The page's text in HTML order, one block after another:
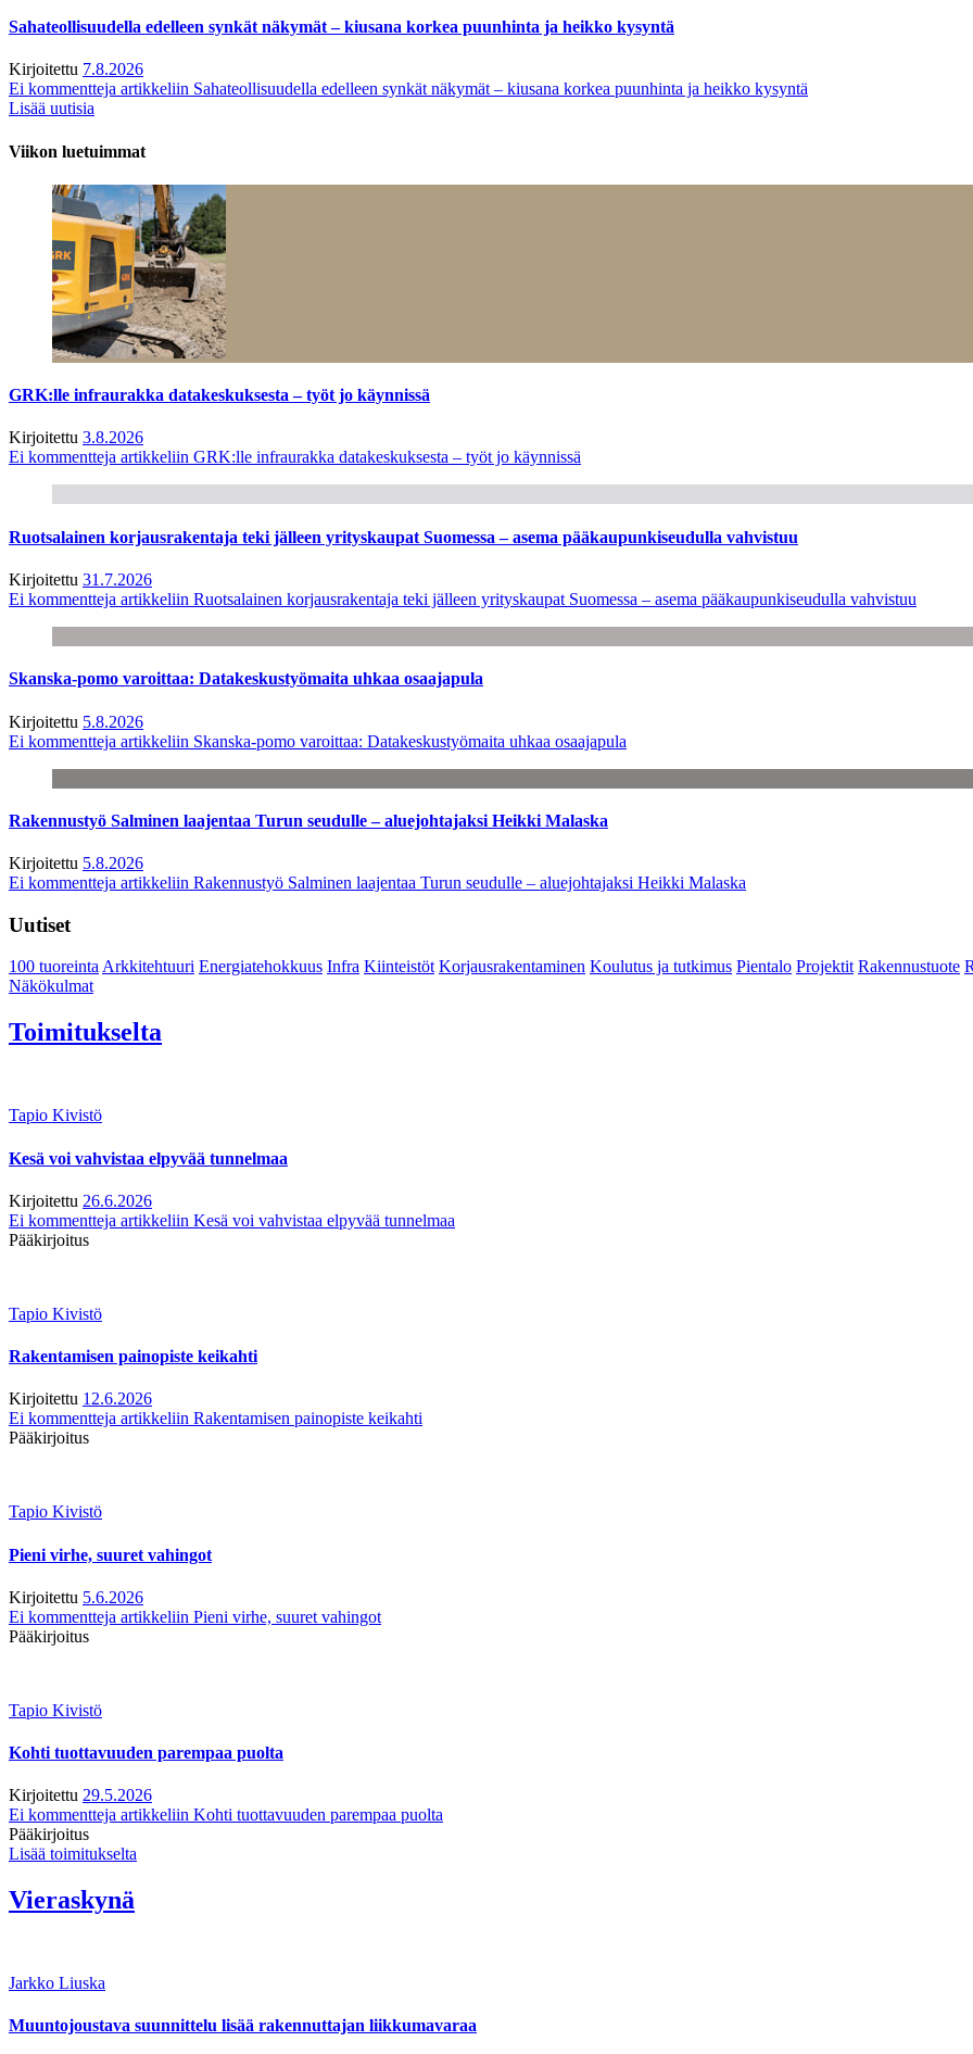
Sahateollisuudella edelleen synkät näkymät – kiusana korkea puunhinta ja heikko kysyntä
Kirjoitettu 7.8.2026
Ei kommentteja artikkeliin Sahateollisuudella edelleen synkät näkymät – kiusana korkea puunhinta ja heikko kysyntä
Lisää uutisia
Viikon luetuimmat
GRK:lle infraurakka datakeskuksesta – työt jo käynnissä
Kirjoitettu 3.8.2026
Ei kommentteja artikkeliin GRK:lle infraurakka datakeskuksesta – työt jo käynnissä
Ruotsalainen korjausrakentaja teki jälleen yrityskaupat Suomessa – asema pääkaupunkiseudulla vahvistuu
Kirjoitettu 31.7.2026
Ei kommentteja artikkeliin Ruotsalainen korjausrakentaja teki jälleen yrityskaupat Suomessa – asema pääkaupunkiseudulla vahvistuu
Skanska-pomo varoittaa: Datakeskustyömaita uhkaa osaajapula
Kirjoitettu 5.8.2026
Ei kommentteja artikkeliin Skanska-pomo varoittaa: Datakeskustyömaita uhkaa osaajapula
Rakennustyö Salminen laajentaa Turun seudulle – aluejohtajaksi Heikki Malaska
Kirjoitettu 5.8.2026
Ei kommentteja artikkeliin Rakennustyö Salminen laajentaa Turun seudulle – aluejohtajaksi Heikki Malaska
Uutiset
100 tuoreintaArkkitehtuuri Energiatehokkuus Infra Kiinteistöt Korjausrakentaminen Koulutus ja tutkimus Pientalo Projektit Rakennustuote
Näkökulmat
Toimitukselta
Tapio Kivistö
Kesä voi vahvistaa elpyvää tunnelmaa
Kirjoitettu 26.6.2026
Ei kommentteja artikkeliin Kesä voi vahvistaa elpyvää tunnelmaa
Pääkirjoitus
Tapio Kivistö
Rakentamisen painopiste keikahti
Kirjoitettu 12.6.2026
Ei kommentteja artikkeliin Rakentamisen painopiste keikahti
Pääkirjoitus
Tapio Kivistö
Pieni virhe, suuret vahingot
Kirjoitettu 5.6.2026
Ei kommentteja artikkeliin Pieni virhe, suuret vahingot
Pääkirjoitus
Tapio Kivistö
Kohti tuottavuuden parempaa puolta
Kirjoitettu 29.5.2026
Ei kommentteja artikkeliin Kohti tuottavuuden parempaa puolta
Pääkirjoitus
Lisää toimitukselta
Vieraskynä
Jarkko Liuska
Muuntojoustava suunnittelu lisää rakennuttajan liikkumavaraa